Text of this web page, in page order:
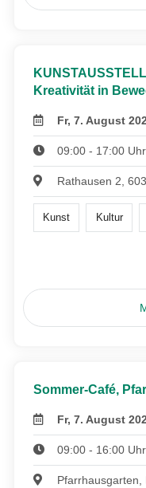
Kreativität in
Fr, 7. August
09:00 - 17:00 Uhr
Rathausen 2,
Kunst Kultur
Sommer-Café,
Fr, 7. August
09:00 - 16:00 Uhr
Pfarrhausgarten,